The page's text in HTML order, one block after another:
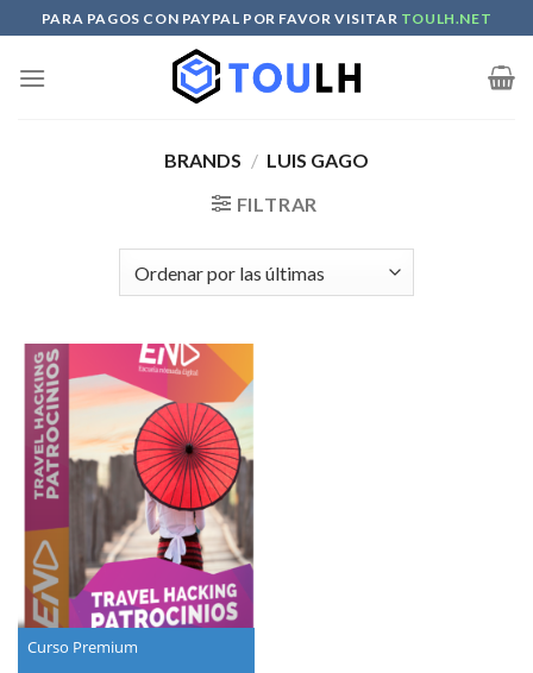
to
content
PARA PAGOS CON PAYPAL POR FAVOR VISITAR TOULH.NET
BRANDS / LUIS GAGO
FILTRAR
Curso Premium